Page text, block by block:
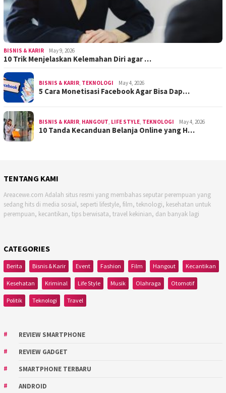
BISNIS & KARIR May 9, 2026
10 Trik Menjelaskan Kelemahan Diri agar …
BISNIS & KARIR TEKNOLOGI May 4, 2026
5 Cara Monetisasi Facebook Agar Bisa Dap…
BISNIS & KARIR HANGOUT LIFE STYLE TEKNOLOGI May 4, 2026
10 Tanda Kecanduan Belanja Online yang H…
TENTANG KAMI
Areacewe.com Adalah situs resmi yang membahas seputar perempuan yang
sedang hits di media sosial, seperti lifestyle, film, teknologi, kesehatan untuk
perempuan, kecantikan, tips berwisata, travel kekinian, dan banyak lagi
CATEGORIES
Berita Bisnis & Karir Event Fashion Film Hangout Kecantikan
Kesehatan Kriminal Life Style Musik Olahraga Otomotif
Politik Teknologi Travel
REVIEW SMARTPHONE
REVIEW GADGET
SMARTPHONE TERBARU
ANDROID